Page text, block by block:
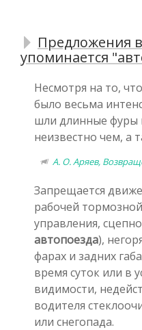
Предложения
упоминается
Несмотря на то,
было весьма
шли длинные фуры
неизвестно чем, а
А. О. Аряев,
Запрещается
рабочей
управления,
автопоезда),
фарах и задних
время суток или в
видимости,
водителя
или снегопада.